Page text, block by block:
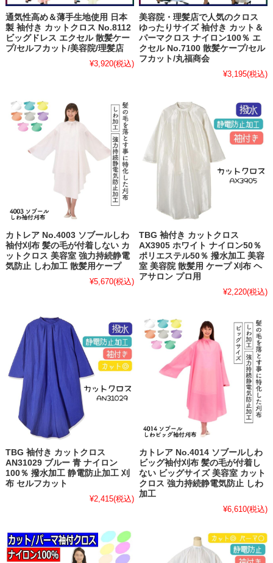
通気性高め＆薄手生地使用 日本
製 袖付き カットクロス No.8112
ビッグドレス エクセル 散髪ケー
プ/セルフカット/美容院/理髪店
¥3,920(税込)
美容院・理髪店で人気のクロス
ゆったりサイズ 袖付き カット＆
パーマクロス ナイロン100％ エ
クセル No.7100 散髪ケープ/セル
フカット/丸福商会
¥3,195(税込)
カトレア No.4003 ソブールしわ
袖付刈布 髪の毛が付着しない カ
ットクロス 美容室 強力持続静電
気防止 しわ加工 散髪用ケープ
¥5,670(税込)
TBG 袖付き カットクロス
AX3905 ホワイト ナイロン50％
ポリエステル50％ 撥水加工 美容
室 美容院 散髪用 ケープ 刈布 ヘ
アサロン プロ用
¥2,220(税込)
TBG 袖付き カットクロス
AN31029 ブルー 青 ナイロン
100％ 撥水加工 静電防止加工 刈
布 セルフカット
¥2,415(税込)
カトレア No.4014 ソブールしわ
ビッグ袖付刈布 髪の毛が付着し
ない ビッグサイズ 美容室 カット
クロス 強力持続静電気防止 しわ
加工
¥6,610(税込)